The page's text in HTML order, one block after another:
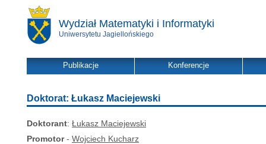
Wydział Matematyki i Informatyki
Uniwersytetu Jagiellońskiego
Publikacje Konferencje
Doktorat: Łukasz Maciejewski
Doktorant: Łukasz Maciejewski
Promotor- Wojciech Kucharz